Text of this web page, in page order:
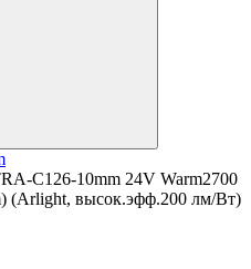
C126-10mm 24V Warm2700
(Arlight, высок.эфф.200 лм/Вт)